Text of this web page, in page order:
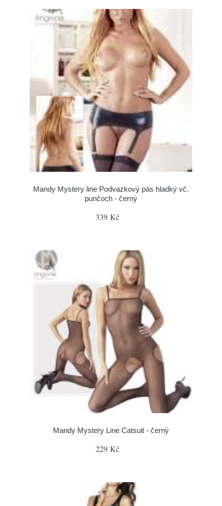
Mandy Mystery line Podvazkový pás hladký vč.
punčoch - černý
339 Kč
Mandy Mystery Line Catsuit - černý
229 Kč